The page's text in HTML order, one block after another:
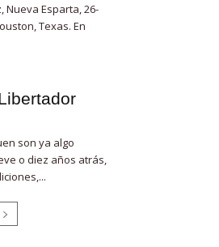
Nueva Esparta, 26-
Texas. En
son ya algo
o diez años atrás,